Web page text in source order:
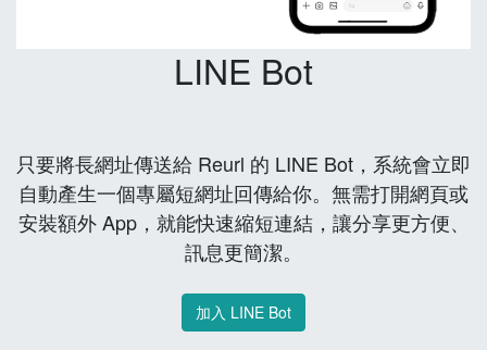
LINE Bot
只要將長網址傳送給 Reurl 的 LINE Bot，系統會立即
自動產生一個專屬短網址回傳給你。無需打開網頁或
安裝額外 App，就能快速縮短連結，讓分享更方便、
訊息更簡潔。
加入 LINE Bot